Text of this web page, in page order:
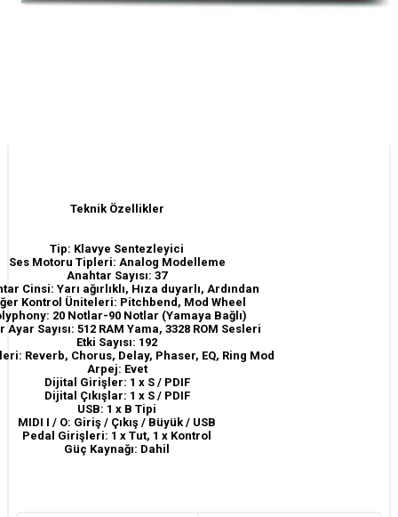
Teknik Özellikler
Tip: Klavye Sentezleyici
Ses Motoru Tipleri: Analog Modelleme
Anahtar Sayısı: 37
Cinsi: Yarı ağırlıklı, Hıza duyarlı, Ardından
Kontrol Üniteleri: Pitchbend, Mod Wheel
20 Notlar-90 Notlar (Yamaya Bağlı)
Ayar Sayısı: 512 RAM Yama, 3328 ROM Sesleri
Etki Sayısı: 192
Reverb, Chorus, Delay, Phaser, EQ, Ring Mod
Arpej: Evet
Dijital Girişler: 1 x S / PDIF
Dijital Çıkışlar: 1 x S / PDIF
USB: 1 x B Tipi
MIDI I / O: Giriş / Çıkış / Büyük / USB
Pedal Girişleri: 1 x Tut, 1 x Kontrol
Güç Kaynağı: Dahil